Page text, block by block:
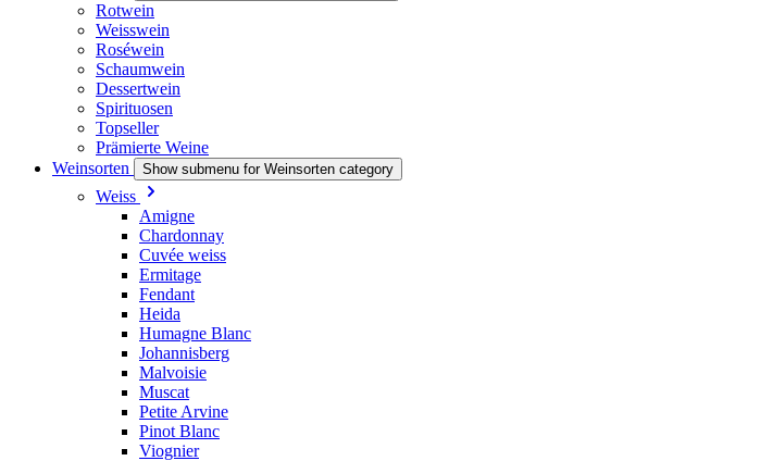
Rotwein
Weisswein
Roséwein
Schaumwein
Dessertwein
Spirituosen
Topseller
Prämierte Weine
Weinsorten
Show submenu for Weinsorten category
Weiss
Amigne
Chardonnay
Cuvée weiss
Ermitage
Fendant
Heida
Humagne Blanc
Johannisberg
Malvoisie
Muscat
Petite Arvine
Pinot Blanc
Viognier